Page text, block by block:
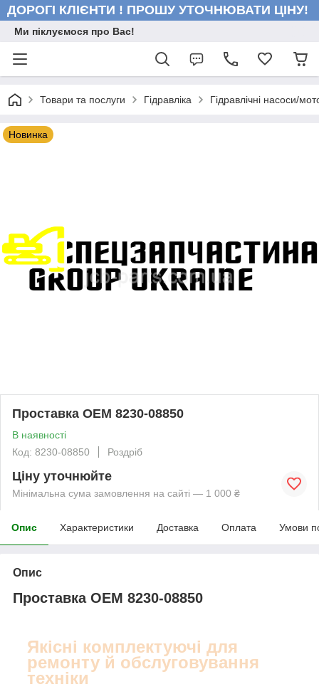
ДОРОГІ КЛІЄНТИ ! ПРОШУ УТОЧНЮВАТИ ЦІНУ!
Ми піклуємося про Вас!
Товари та послуги Гідравліка Гідравлічні насоси/
Новинка
Проставка OEM 8230-08850
В наявності
Код: 8230-08850
Роздріб
Ціну уточнюйте
Мінімальна сума замовлення на сайті — 1 000 ₴
Опис Характеристики Доставка Оплата Умови
Опис
Проставка OEM 8230-08850
Якісні комплектуючі для
ремонту й обслуговування
техніки